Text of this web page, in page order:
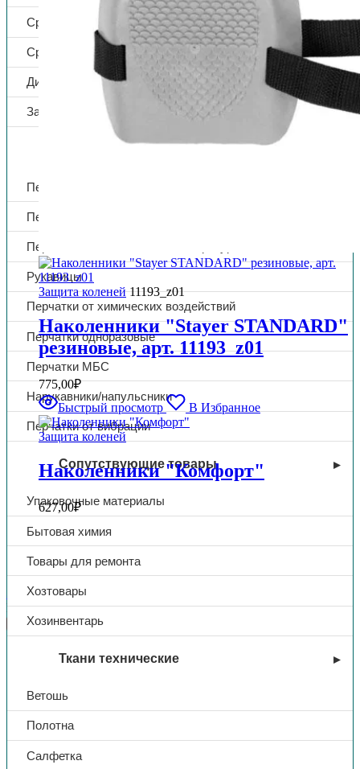
Средства защиты от падения с высоты
Средства защиты слуха
Диэлектрические средства защиты
Защита коленей
Перчатки от механических воздействий
Перчатки от повышенных температур
Перчатки от пониженных температур
Рукавицы
Перчатки от химических воздействий
Перчатки одноразовые
Перчатки МБС
Нарукавники/напульсники
Перчатки от вибрации
Сопутствующие товары
Упаковочные материалы
Бытовая химия
Товары для ремонта
Хозтовары
Хозинвентарь
Ткани технические
Ветошь
Полотна
Салфетка
Защита коленей 11193_z01
Наколенники "Stayer STANDARD"
резиновые, арт. 11193_z01
775,00₽
Быстрый просмотр
В Избранное
Защита коленей
Наколенники "Комфорт"
627,00₽
Фильтровать по
Защита коленей
Каталог товаров
Спецодежда